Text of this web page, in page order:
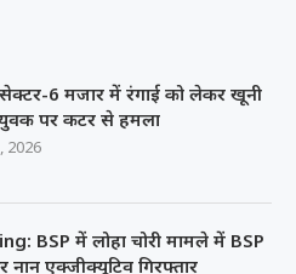
6 मजार में रंगाई को लेकर खूनी
युवक पर कटर से हमला
2026
BSP में लोहा चोरी मामले में BSP
एक्जीक्यूटिव गिरफ्तार